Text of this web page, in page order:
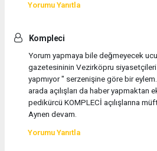
Yorumu Yanıtla
Kompleci
Yorum yapmaya bile değmeyecek
gazetesininin Vezirköpru
yapmıyor " serzenişine göre bir
arada açılışları da haber yapmaktan
pedikürcü KOMPLECİ açılışlarına
Aynen devam.
Yorumu Yanıtla